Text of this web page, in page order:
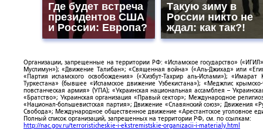
Где будет встреча
президентов США
и России: Европа?
Такую зиму в
России никто не
ждал: как так?!
Организации, запрещенные на территории РФ: «Исламское государство»
Муслимун»); «Движение Талибан»; «Священная война» («Аль-Джихад» или
«Партия исламского освобождения» («Хизбут-Тахрир аль-Ислами»);
Туркестана» (бывшее «Исламское движение Узбекистана»); «Меджлис
повстанческая армия» (УПА); «Украинская национальная ассамблея –
«Братство»; Украинская организация «Правый сектор»; Международное
«Национал-большевистская партия»; Движение «Славянский союз»; Движения
Свобода»; Международное общественное движение «Арестантское уголовное
Полный список организаций, запрещенных на территории РФ, см. по ссылкам:
http://nac.gov.ru/terroristicheskie-i-ekstremistskie-organizacii-i-materialy.html